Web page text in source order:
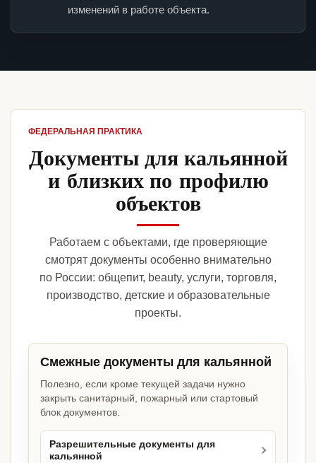
изменений в работе объекта.
ФЕДЕРАЛЬНАЯ ПРАКТИКА
Документы для кальянной
и близких по профилю
объектов
Работаем с объектами, где проверяющие
смотрят документы особенно внимательно
по России: общепит, beauty, услуги, торговля,
производство, детские и образовательные
проекты.
Смежные документы для кальянной
Полезно, если кроме текущей задачи нужно
закрыть санитарный, пожарный или стартовый
блок документов.
Разрешительные документы для
кальянной